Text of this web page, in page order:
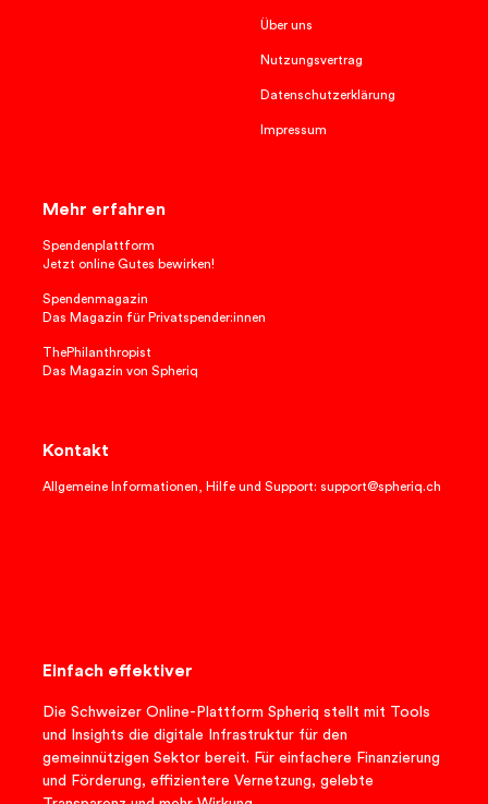
Über uns
Nutzungsvertrag
Datenschutzerklärung
Impressum
Mehr erfahren
Spendenplattform
Jetzt online Gutes bewirken!
Spendenmagazin
Das Magazin für Privatspender:innen
ThePhilanthropist
Das Magazin von Spheriq
Kontakt
Allgemeine Informationen, Hilfe und Support: support@spheriq.ch
Einfach effektiver
Die Schweizer Online-Plattform Spheriq stellt mit Tools
und Insights die digitale Infrastruktur für den
gemeinnützigen Sektor bereit. Für einfachere Finanzierung
und Förderung, effizientere Vernetzung, gelebte